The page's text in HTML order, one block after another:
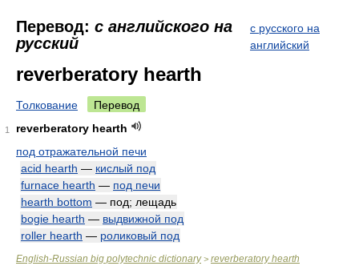
Перевод: с английского на
русский
с русского на
английский
reverberatory hearth
Толкование Перевод
1
reverberatory hearth
под отражательной печи
acid hearth — кислый под
furnace hearth — под печи
hearth bottom — под; лещадь
bogie hearth — выдвижной под
roller hearth — роликовый под
English-Russian big polytechnic dictionary> reverberatory hearth